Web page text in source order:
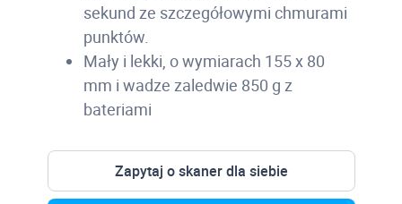
sekund ze szczegółowymi chmurami
punktów.
Mały i lekki, o wymiarach 155 x 80
mm i wadze zaledwie 850 g z
bateriami
Zapytaj o skaner dla siebie